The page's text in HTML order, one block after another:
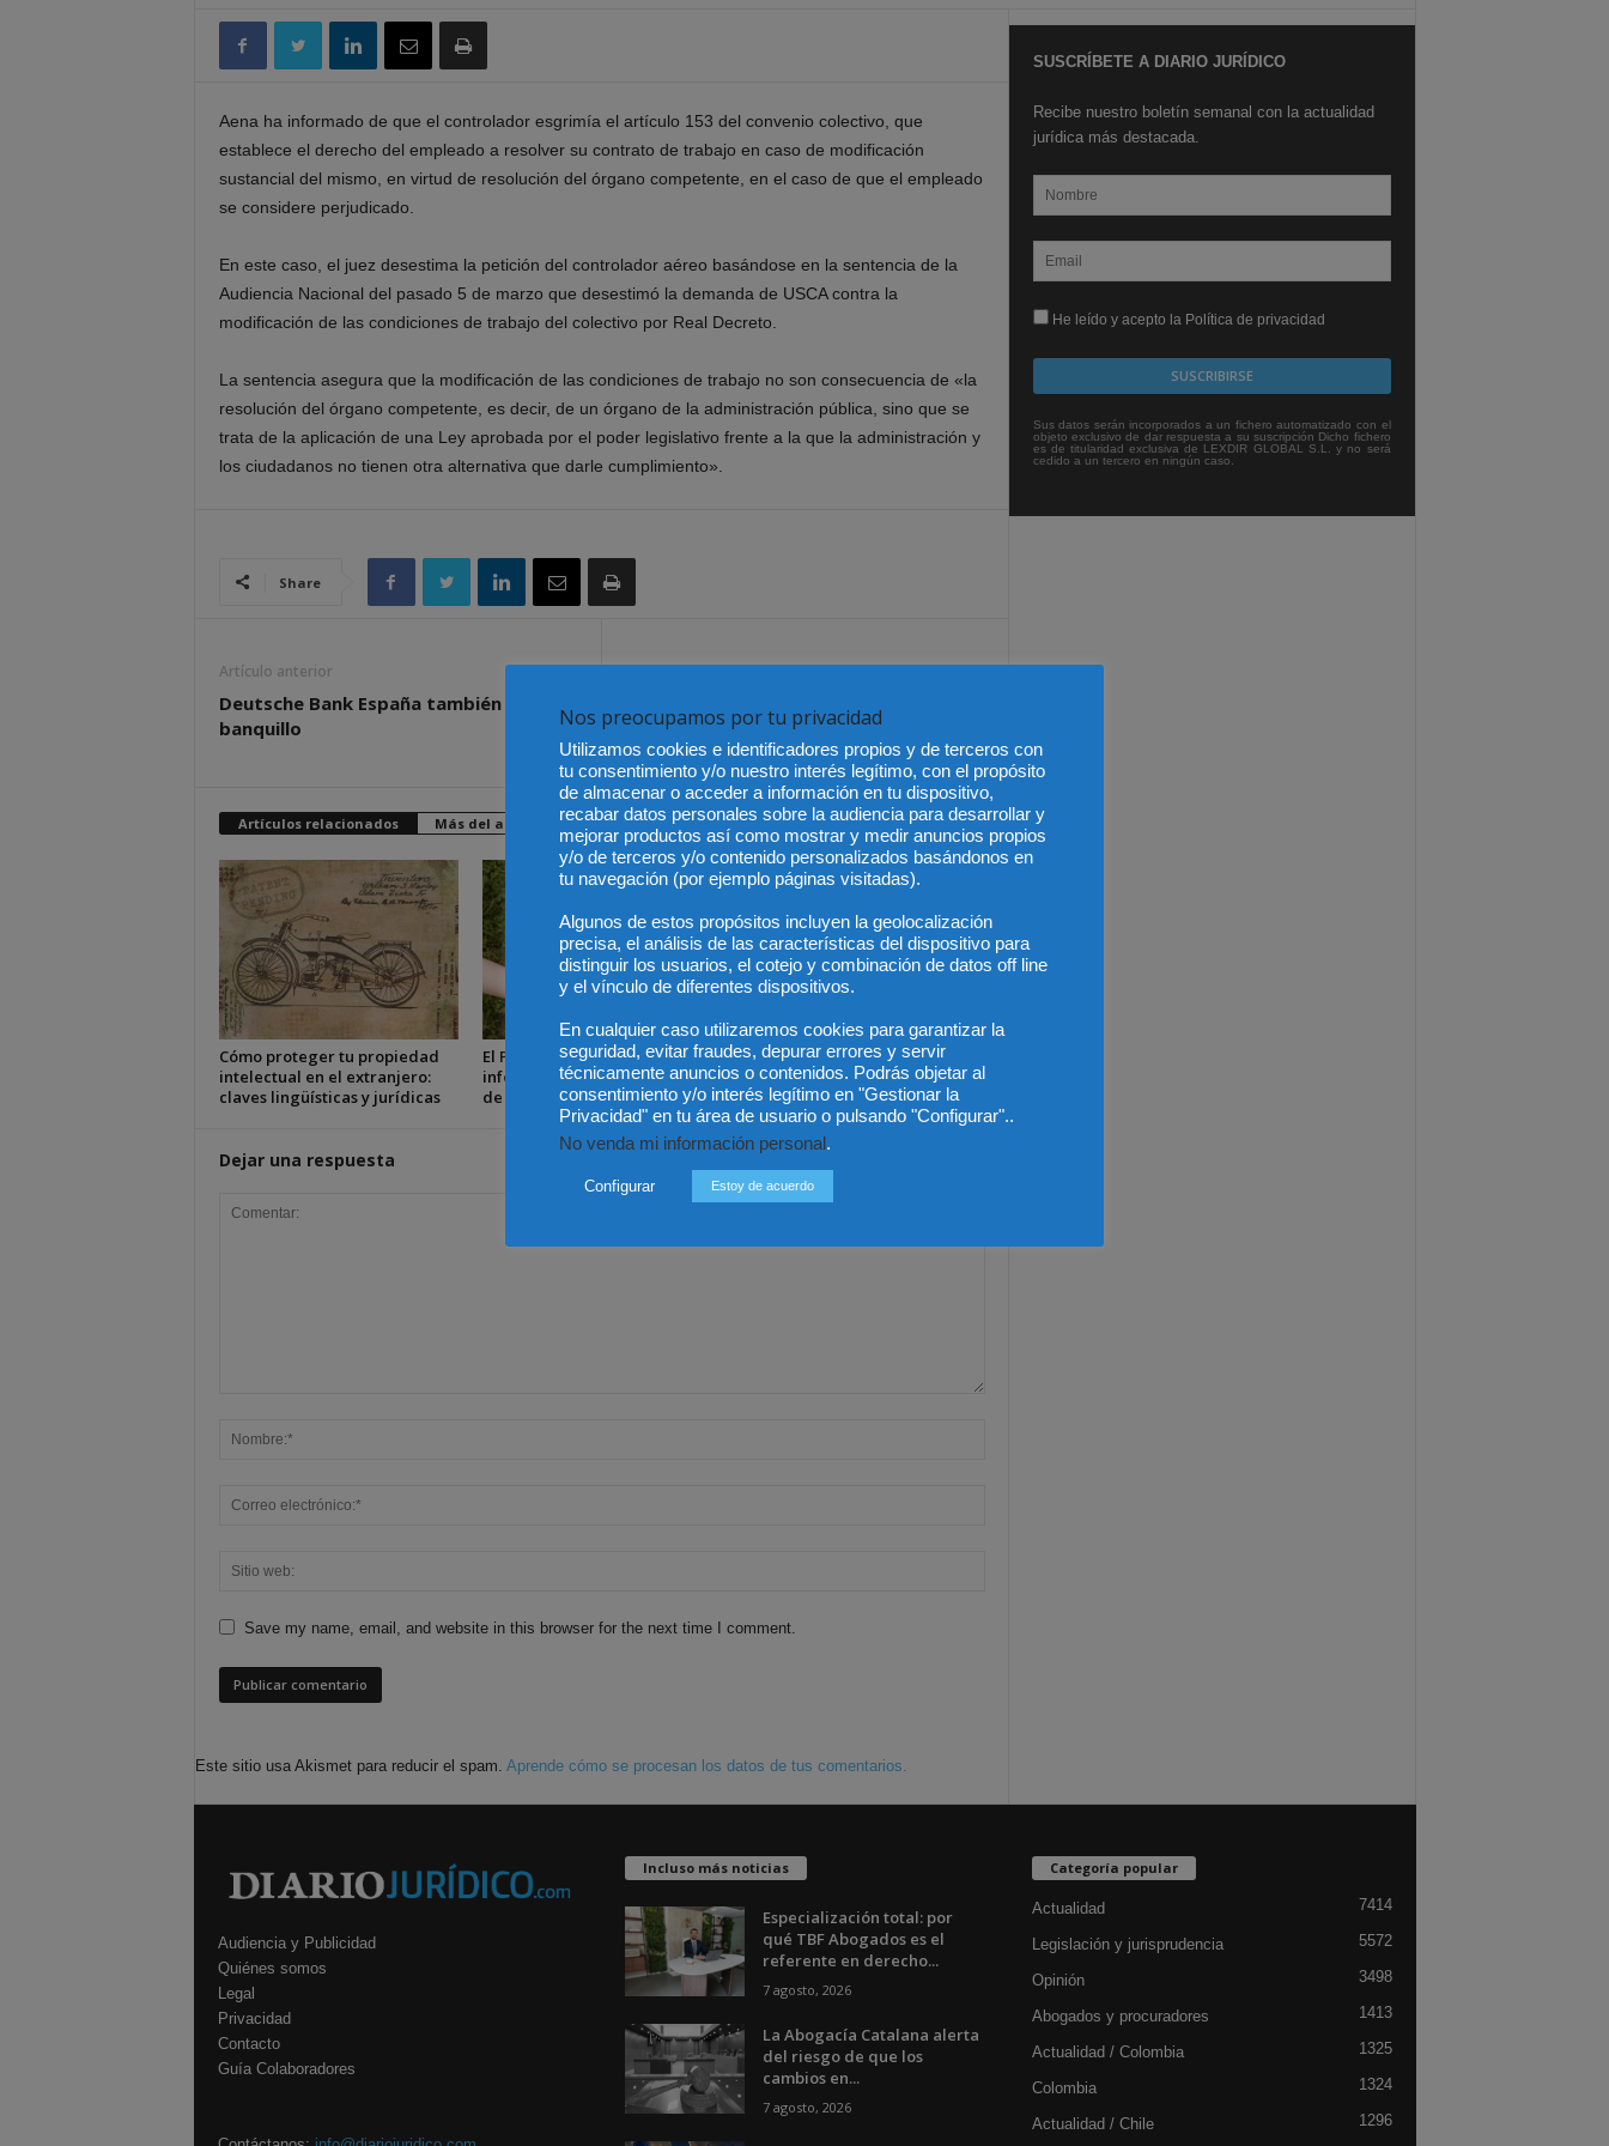
Aena ha informado de que el controlador esgrimía el artículo 153 del convenio colectivo, que
establece el derecho del empleado a resolver su contrato de trabajo en caso de modificación
sustancial del mismo, en virtud de resolución del órgano competente, en el caso de que el empleado
se considere perjudicado.
En este caso, el juez desestima la petición del controlador aéreo basándose en la sentencia de la
Audiencia Nacional del pasado 5 de marzo que desestimó la demanda de USCA contra la
modificación de las condiciones de trabajo del colectivo por Real Decreto.
La sentencia asegura que la modificación de las condiciones de trabajo no son consecuencia de «la
resolución del órgano competente, es decir, de un órgano de la administración pública, sino que se
trata de la aplicación de una Ley aprobada por el poder legislativo frente a la que la administración y
los ciudadanos no tienen otra alternativa que darle cumplimiento».
Share
Artículo anterior
Deutsche Bank España también ira al
banquillo
Artículo siguiente
Artículos relacionados Más del autor
Cómo proteger tu propiedad
intelectual en el extranjero:
claves lingüísticas y jurídicas
El Pleno del CGPJ aprueba el
informe al anteproyecto de Ley
de Familias por unanimidad
Últimas modificaciones en la
Ley de Sociedades de Capital
Dejar una respuesta
Save my name, email, and website in this browser for the next time I comment.
Este sitio usa Akismet para reducir el spam. Aprende cómo se procesan los datos de tus comentarios.
SUSCRÍBETE A DIARIO JURÍDICO
Recibe nuestro boletín semanal con la actualidad
jurídica más destacada.
He leído y acepto la Política de privacidad
Sus datos serán incorporados a un fichero automatizado con el
objeto exclusivo de dar respuesta a su suscripción Dicho fichero
es de titularidad exclusiva de LEXDIR GLOBAL S.L. y no será
cedido a un tercero en ningún caso.
Audiencia y Publicidad
Quiénes somos
Legal
Privacidad
Contacto
Guía Colaboradores
Incluso más noticias
Especialización total: por
qué TBF Abogados es el
referente en derecho...
7 agosto, 2026
La Abogacía Catalana alerta
del riesgo de que los
cambios en...
7 agosto, 2026
Categoría popular
Actualidad 7414
Legislación y jurisprudencia 5572
Opinión 3498
Abogados y procuradores 1413
Actualidad / Colombia 1325
Colombia 1324
Actualidad / Chile 1296
Nos preocupamos por tu privacidad
Utilizamos cookies e identificadores propios y de terceros con
tu consentimiento y/o nuestro interés legítimo, con el propósito
de almacenar o acceder a información en tu dispositivo,
recabar datos personales sobre la audiencia para desarrollar y
mejorar productos así como mostrar y medir anuncios propios
y/o de terceros y/o contenido personalizados basándonos en
tu navegación (por ejemplo páginas visitadas).
Algunos de estos propósitos incluyen la geolocalización
precisa, el análisis de las características del dispositivo para
distinguir los usuarios, el cotejo y combinación de datos off line
y el vínculo de diferentes dispositivos.
En cualquier caso utilizaremos cookies para garantizar la
seguridad, evitar fraudes, depurar errores y servir
técnicamente anuncios o contenidos. Podrás objetar al
consentimiento y/o interés legítimo en "Gestionar la
Privacidad" en tu área de usuario o pulsando "Configurar"..
No venda mi información personal.
Configurar Estoy de acuerdo